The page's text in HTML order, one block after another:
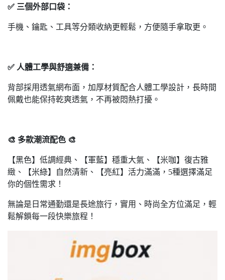
✅ 三個外部口袋：
手機、鑰匙、工具等分類收納更輕鬆，方便隨手拿取更。
✅ 人體工學與舒適兼備：
背部採用透氣網布面，加厚材質配合人體工學設計，長時間
佩戴也能保持乾爽透氣，不再被悶熱打擾。
🎨 多款潮流配色 🎨
【黑色】低調經典、【軍藍】穩重大氣、【米咖】復古雅
緻、【米綠】自然清新、【亮紅】活力滿滿，5種選擇滿足
你的個性需求！
無論是日常通勤還是長途旅行，實用、時尚全方位滿足，輕
鬆解鎖每一段快樂旅程！